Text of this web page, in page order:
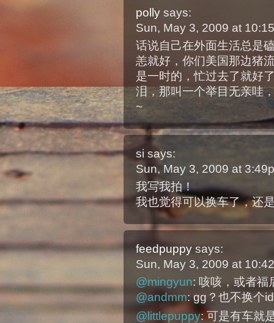
polly says:
Sun, May 3, 2009 at
话说自己在外面生活总是
恙就好，你们美国那边猪
是一时的，忙过去了就好
泪，那叫一个举目无亲哇
~
si says:
Sun, May 3, 2009 at
我写我拍！
我也觉得可以换车了，还
feedpuppy says:
Sun, May 3, 2009 at
@mingyun: 咳咳，或者福
@andmm: gg？也不换个
@littlepuppy: 可是有车就